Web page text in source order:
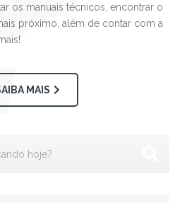
os manuais técnicos, encontrar o
próximo, além de contar com a
MAIS